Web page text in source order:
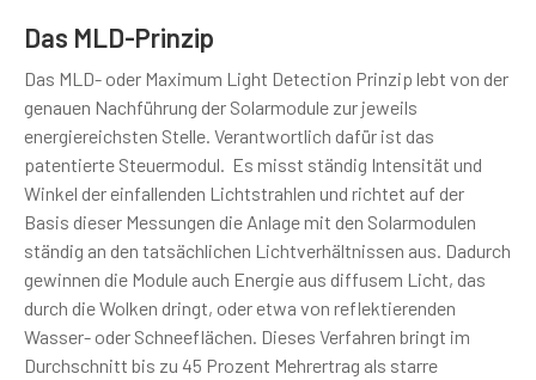
Das MLD-Prinzip
Das MLD- oder Maximum Light Detection Prinzip lebt von der
genauen Nachführung der Solarmodule zur jeweils
energiereichsten Stelle. Verantwortlich dafür ist das
patentierte Steuermodul. Es misst ständig Intensität und
Winkel der einfallenden Lichtstrahlen und richtet auf der
Basis dieser Messungen die Anlage mit den Solarmodulen
ständig an den tatsächlichen Lichtverhältnissen aus. Dadurch
gewinnen die Module auch Energie aus diffusem Licht, das
durch die Wolken dringt, oder etwa von reflektierenden
Wasser- oder Schneeflächen. Dieses Verfahren bringt im
Durchschnitt bis zu 45 Prozent Mehrertrag als starre